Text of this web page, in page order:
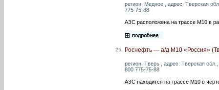
регион: Медное , адрес: Тверская
775-75-88
АЗС расположена на трассе М10 в
25. Роснефть — а/д М10 «Россия»
регион: Тверь , адрес: Тверская
800 775-75-88
АЗС находится на трассе М10 в